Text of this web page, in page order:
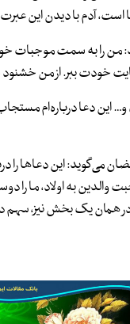
است، آدم با دیدن این
من را به سمت موجبات
خودت ببر. از من
این دعا درباره‌ام
رمضان می‌گوید: این
والدین به اولاد، ما
یک بخش نیز، سهم